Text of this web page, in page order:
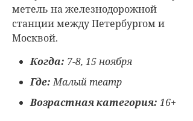
метель на железнодорожной
станции между Петербургом и
Москвой.
Когда: 7-8, 15 ноября
Где:Малый театр
Возрастная категория: 16+